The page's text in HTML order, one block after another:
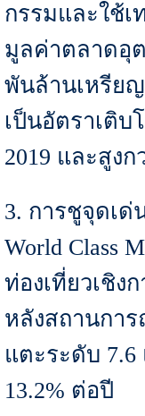
กรรมและใช้
มูลค่าตลาดอุ
พันล้านเหรีย
เป็นอัตราเติบ
2019 และสูง
3. การชูจุดเด่
World Class
ท่องเที่ยวเชิง
หลังสถานกา
แตะระดับ
13.2% ต่อปี